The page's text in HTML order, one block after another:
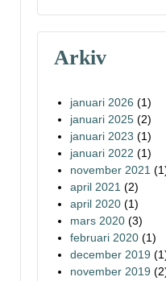
Arkiv
januari 2026 (1)
januari 2025 (2)
januari 2023 (1)
januari 2022 (1)
november 2021
april 2021 (2)
april 2020 (1)
mars 2020 (3)
februari 2020 (1)
december 2019
november 2019